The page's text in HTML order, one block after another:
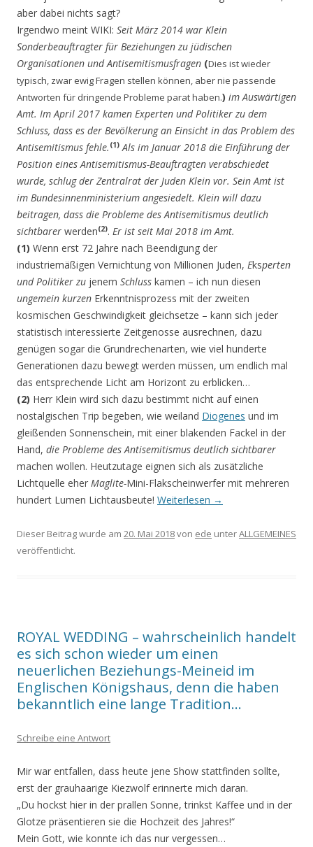
aber dabei nichts sagt?
Irgendwo meint WIKI: Seit März 2014 war Klein
Sonderbeauftragter für Beziehungen zu jüdischen
Organisationen und Antisemitismusfragen (Dies ist wieder
typisch, zwar ewig Fragen stellen können, aber nie passende
Antworten für dringende Probleme parat haben.) im Auswärtigen
Amt. Im April 2017 kamen Experten und Politiker zu dem
Schluss, dass es der Bevölkerung an Einsicht in das Problem des
Antisemitismus fehle. (1) Als im Januar 2018 die Einführung der
Position eines Antisemitismus-Beauftragten verabschiedet
wurde, schlug der Zentralrat der Juden Klein vor. Sein Amt ist
im Bundesinnenministerium angesiedelt. Klein will dazu
beitragen, dass die Probleme des Antisemitismus deutlich
sichtbarer werden(2). Er ist seit Mai 2018 im Amt.
(1) Wenn erst 72 Jahre nach Beendigung der
industriemäßigen Vernichtung von Millionen Juden, Eksperten
und Politiker zu jenem Schluss kamen – ich nun diesen
ungemein kurzen Erkenntnisprozess mit der zweiten
kosmischen Geschwindigkeit gleichsetze – kann sich jeder
statistisch interessierte Zeitgenosse ausrechnen, dazu
genügen sogar die Grundrechenarten, wie viel hunderte
Generationen dazu bewegt werden müssen, um endlich mal
das entsprechende Licht am Horizont zu erblicken…
(2) Herr Klein wird sich dazu bestimmt nicht auf einen
nostalgischen Trip begeben, wie weiland Diogenes und im
gleißenden Sonnenschein, mit einer blakenden Fackel in der
Hand, die Probleme des Antisemitismus deutlich sichtbarer
machen wollen. Heutzutage eignen sich als zusätzliche
Lichtquelle eher Maglite-Mini-Flakscheinwerfer mit mehreren
hundert Lumen Lichtausbeute! Weiterlesen →
Dieser Beitrag wurde am 20. Mai 2018von ede unterALLGEMEINES
veröffentlicht.
ROYAL WEDDING – wahrscheinlich handelt
es sich schon wieder um einen
neuerlichen Beziehungs-Meineid im
Englischen Königshaus, denn die haben
bekanntlich eine lange Tradition…
Schreibe eine Antwort
Mir war entfallen, dass heute jene Show stattfinden sollte,
erst der grauhaarige Kiezwolf erinnerte mich daran.
„Du hockst hier in der prallen Sonne, trinkst Kaffee und in der
Glotze präsentieren sie die Hochzeit des Jahres!“
Mein Gott, wie konnte ich das nur vergessen…